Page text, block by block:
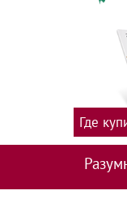
Где